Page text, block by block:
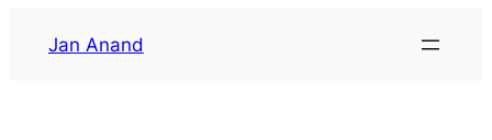
InhaltJan Anand